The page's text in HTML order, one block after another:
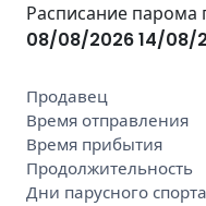
Расписание парома
08/08/202614/08/